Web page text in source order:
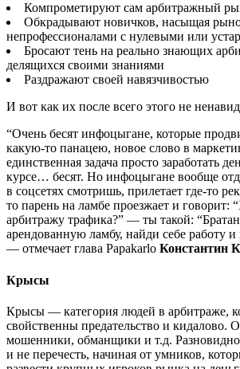
Компрометируют сам арбитражный
Обкрадывают новичков, насыщая
непрофессионалами с нулевыми или
Бросают тень на реально знающих
делящихся своими знаниями
Раздражают своей навязчивостью
И вот как их после всего этого не
“Очень бесят инфоцыгане, которые
какую-то панацею, новое слово в
единственная задача просто заработать
курсе… бесят. Но инфоцыгане вообще
в соцсетях смотришь, прилетает где-то
то парень на ламбе проезжает и говорит:
арбитражу трафика?” — ты такой:
арендованную ламбу, найди себе работу и
— отмечает глава Papakarlo Константин
Крысы
Крысы — категория людей в арбитраже,
свойственны предательство и кидалово.
мошенники, обманщики и т.д.
и не перечесть, начиная от умников,